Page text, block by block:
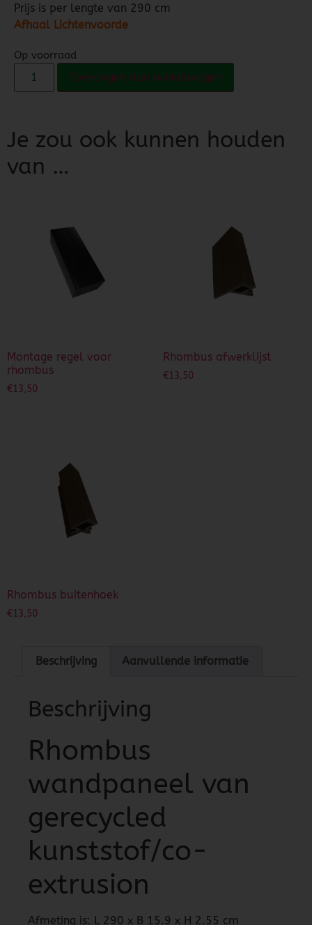
Prijs is per lengte van 290 cm
Afhaal Lichtenvoorde
Op voorraad
Toevoegen aan winkelwagen
Je zou ook kunnen houden
van …
Montage regel voor
rhombus
€13,50
Rhombus afwerklijst
€13,50
Rhombus buitenhoek
€13,50
Beschrijving Aanvullende informatie
Beschrijving
Rhombus
wandpaneel van
gerecycled
kunststof/co-
extrusion
Afmeting is: L 290 x B 15.9 x H 2.55 cm